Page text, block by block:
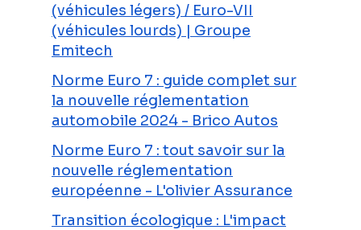
(véhicules légers) / Euro-VII
(véhicules lourds) | Groupe
Emitech
Norme Euro 7 : guide complet sur
la nouvelle réglementation
automobile 2024 - Brico Autos
Norme Euro 7 : tout savoir sur la
nouvelle réglementation
européenne - L'olivier Assurance
Transition écologique : L'impact